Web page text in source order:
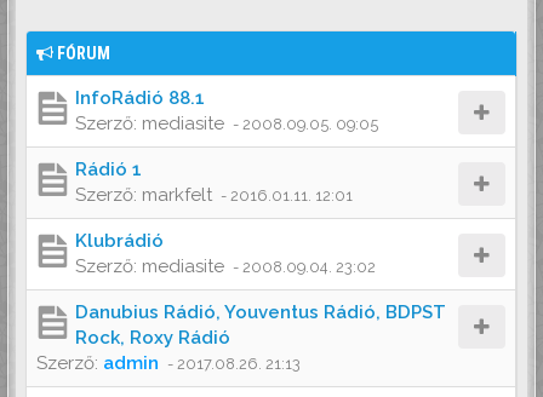
FÓRUM
InfoRádió 88.1
Szerző: mediasite - 2008.09.05. 09:05
Rádió 1
Szerző: markfelt - 2016.01.11. 12:01
Klubrádió
Szerző: mediasite - 2008.09.04. 23:02
Danubius Rádió, Youventus Rádió, BDPST
Rock, Roxy Rádió
Szerző: admin - 2017.08.26. 21:13